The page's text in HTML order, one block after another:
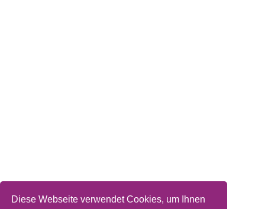
Diese Webseite verwendet Cookies, um Ihnen